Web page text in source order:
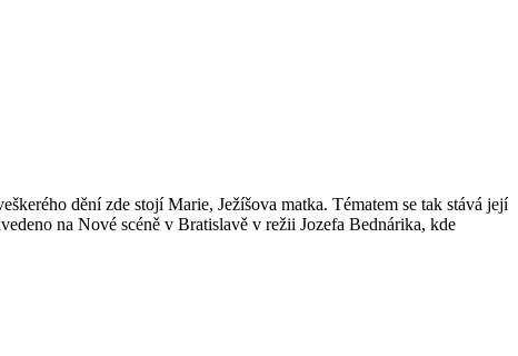
dění zde stojí Marie, Ježíšova matka. Tématem se tak stává její
na Nové scéně v Bratislavě v režii Jozefa Bednárika, kde